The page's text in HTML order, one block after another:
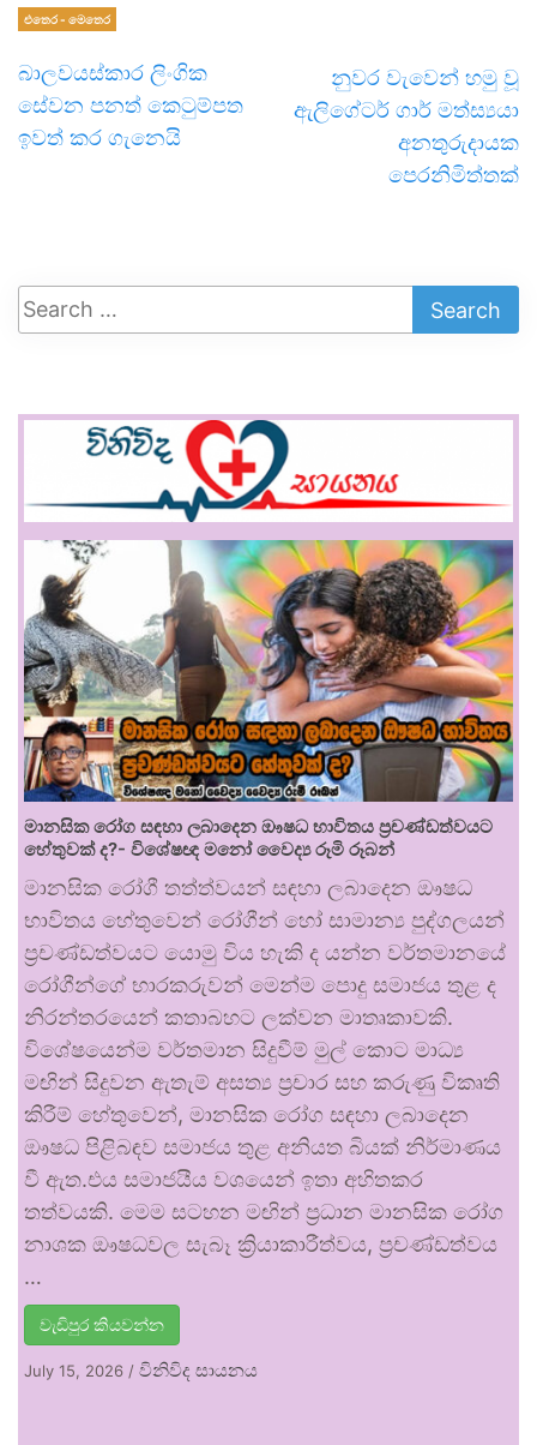
එතෙර - මෙතෙර
බාලවයස්කාර ලිංගික
සේවන පනත් කෙටුම්පත
ඉවත් කර ගැනෙයි
නුවර වැවෙන් හමු වූ
ඇලිගේටර් ගාර් මත්ස්‍යයා
අනතුරුදායක
පෙරනිමිත්තක්
මානසික රෝග සඳහා ලබාදෙන ඖෂධ භාවිතය ප්‍රචණ්ඩත්වයට
හේතුවක් ද?- විශේෂඥ මනෝ වෛද්‍ය රූමි රූබන්
මානසික රෝගී තත්ත්වයන් සඳහා ලබාදෙන ඖෂධ
භාවිතය හේතුවෙන් රෝගීන් හෝ සාමාන්‍ය පුද්ගලයන්
ප්‍රචණ්ඩත්වයට යොමු විය හැකි ද යන්න වර්තමානයේ
රෝගීන්ගේ භාරකරුවන් මෙන්ම පොදු සමාජය තුළ ද
නිරන්තරයෙන් කතාබහට ලක්වන මාතෘකාවකි.
විශේෂයෙන්ම වර්තමාන සිදුවීම් මුල් කොට මාධ්‍ය
මඟින් සිදුවන ඇතැම් අසත්‍ය ප්‍රචාර සහ කරුණු විකෘති
කිරීම් හේතුවෙන්, මානසික රෝග සඳහා ලබාදෙන
ඖෂධ පිළිබඳව සමාජය තුළ අනියත බියක් නිර්මාණය
වී ඇත.එය සමාජයීය වශයෙන් ඉතා අහිතකර
තත්වයකි. මෙම සටහන මඟින් ප්‍රධාන මානසික රෝග
නාශක ඖෂධවල සැබෑ ක්‍රියාකාරීත්වය, ප්‍රචණ්ඩත්වය
…
වැඩිපුර කියවන්න
July 15, 2026 / විනිවිද සායනය